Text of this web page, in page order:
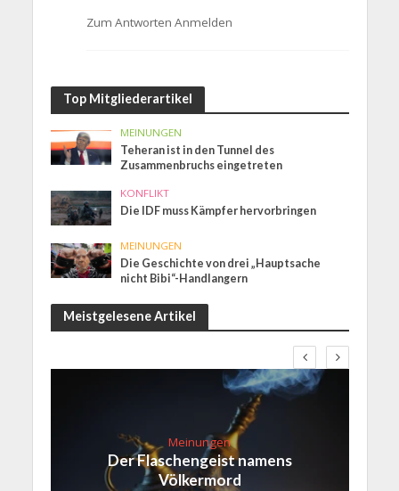
Zum Antworten Anmelden
Top Mitgliederartikel
MEINUNGEN
Teheran ist in den Tunnel des
Zusammenbruchs eingetreten
KONFLIKT
Die IDF muss Kämpfer hervorbringen
MEINUNGEN
Die Geschichte von drei „Hauptsache
nicht Bibi“-Handlangern
Meistgelesene Artikel
Meinungen
Der Flaschengeist namens
Völkermord